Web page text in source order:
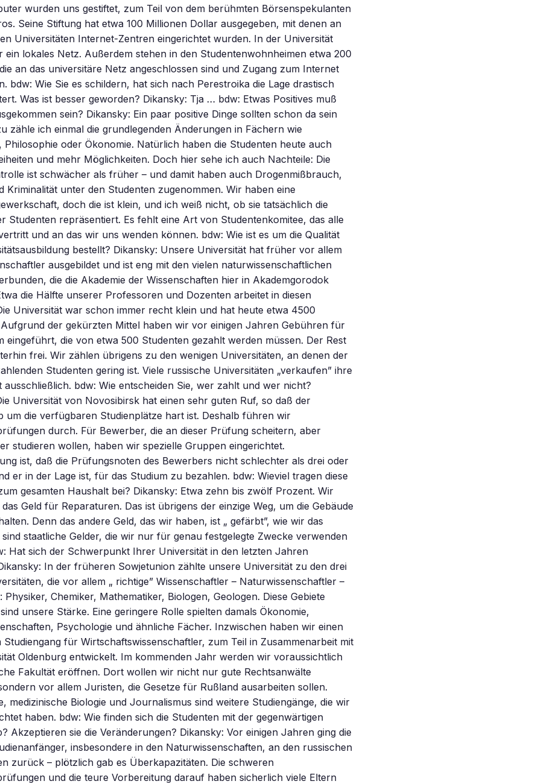
wurden uns gestiftet, zum Teil von dem berühmten Börsenspekulanten
Seine Stiftung hat etwa 100 Millionen Dollar ausgegeben, mit denen an
Universitäten Internet-Zentren eingerichtet wurden. In der Universität
ein lokales Netz. Außerdem stehen in den Studentenwohnheimen etwa 200
an das universitäre Netz angeschlossen sind und Zugang zum Internet
bdw: Wie Sie es schildern, hat sich nach Perestroika die Lage drastisch
Was ist besser geworden? Dikansky: Tja … bdw: Etwas Positives muß
sein? Dikansky: Ein paar positive Dinge sollten schon da sein
zähle ich einmal die grundlegenden Änderungen in Fächern wie
Philosophie oder Ökonomie. Natürlich haben die Studenten heute auch
und mehr Möglichkeiten. Doch hier sehe ich auch Nachteile: Die
ist schwächer als früher – und damit haben auch Drogenmißbrauch,
Kriminalität unter den Studenten zugenommen. Wir haben eine
doch die ist klein, und ich weiß nicht, ob sie tatsächlich die
Studenten repräsentiert. Es fehlt eine Art von Studentenkomitee, das alle
und an das wir uns wenden können. bdw: Wie ist es um die Qualität
bestellt? Dikansky: Unsere Universität hat früher vor allem
ausgebildet und ist eng mit den vielen naturwissenschaftlichen
die die Akademie der Wissenschaften hier in Akademgorodok
die Hälfte unserer Professoren und Dozenten arbeitet in diesen
Universität war schon immer recht klein und hat heute etwa 4500
der gekürzten Mittel haben wir vor einigen Jahren Gebühren für
eingeführt, die von etwa 500 Studenten gezahlt werden müssen. Der Rest
frei. Wir zählen übrigens zu den wenigen Universitäten, an denen der
Studenten gering ist. Viele russische Universitäten „verkaufen” ihre
ausschließlich. bdw: Wie entscheiden Sie, wer zahlt und wer nicht?
Universität von Novosibirsk hat einen sehr guten Ruf, so daß der
um die verfügbaren Studienplätze hart ist. Deshalb führen wir
durch. Für Bewerber, die an dieser Prüfung scheitern, aber
studieren wollen, haben wir spezielle Gruppen eingerichtet.
ist, daß die Prüfungsnoten des Bewerbers nicht schlechter als drei oder
er in der Lage ist, für das Studium zu bezahlen. bdw: Wieviel tragen diese
gesamten Haushalt bei? Dikansky: Etwa zehn bis zwölf Prozent. Wir
Geld für Reparaturen. Das ist übrigens der einzige Weg, um die Gebäude
Denn das andere Geld, das wir haben, ist „ gefärbt”, wie wir das
sind staatliche Gelder, die wir nur für genau festgelegte Zwecke verwenden
Hat sich der Schwerpunkt Ihrer Universität in den letzten Jahren
In der früheren Sowjetunion zählte unsere Universität zu den drei
die vor allem „ richtige” Wissenschaftler – Naturwissenschaftler –
Physiker, Chemiker, Mathematiker, Biologen, Geologen. Diese Gebiete
unsere Stärke. Eine geringere Rolle spielten damals Ökonomie,
Psychologie und ähnliche Fächer. Inzwischen haben wir einen
Studiengang für Wirtschaftswissenschaftler, zum Teil in Zusammenarbeit mit
Oldenburg entwickelt. Im kommenden Jahr werden wir voraussichtlich
Fakultät eröffnen. Dort wollen wir nicht nur gute Rechtsanwälte
vor allem Juristen, die Gesetze für Rußland ausarbeiten sollen.
medizinische Biologie und Journalismus sind weitere Studiengänge, die wir
haben. bdw: Wie finden sich die Studenten mit der gegenwärtigen
Akzeptieren sie die Veränderungen? Dikansky: Vor einigen Jahren ging die
insbesondere in den Naturwissenschaften, an den russischen
zurück – plötzlich gab es Überkapazitäten. Die schweren
und die teure Vorbereitung darauf haben sicherlich viele Eltern